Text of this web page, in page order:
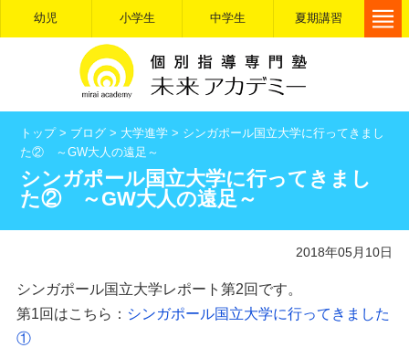
幼児 小学生 中学生 夏期講習
トップ> ブログ > 大学進学 > シンガポール国立大学に行ってきまし
た② ～GW大人の遠足～
シンガポール国立大学に行ってきまし
た② ～GW大人の遠足～
2018年05月10日
シンガポール国立大学レポート第2回です。
第1回はこちら： シンガポール国立大学に行ってきました
①